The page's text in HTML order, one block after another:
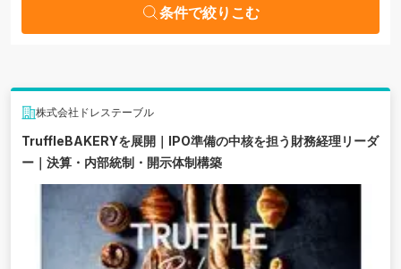
条件で絞りこむ
株式会社ドレステーブル
TruffleBAKERYを展開｜IPO準備の中核を担う財務経理リーダ
ー｜決算・内部統制・開示体制構築